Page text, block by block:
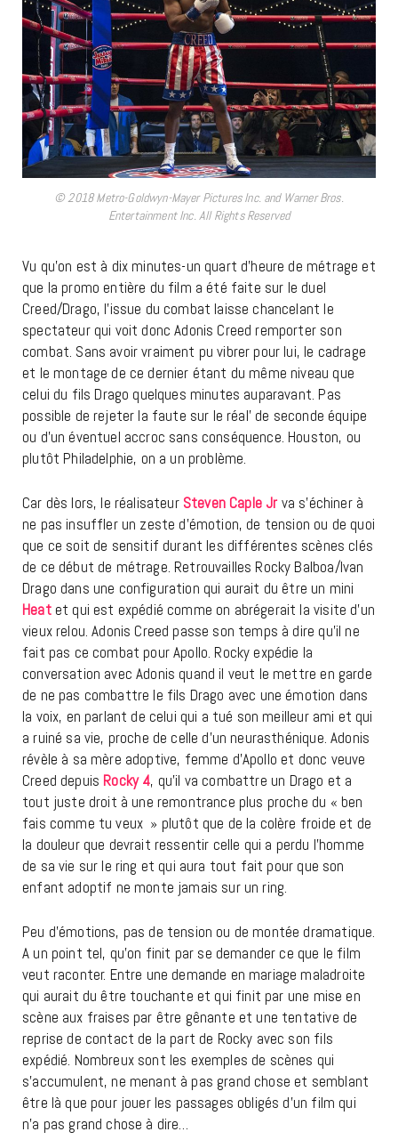
© 2018 Metro-Goldwyn-Mayer Pictures Inc. and Warner Bros.
Entertainment Inc. All Rights Reserved
Vu qu’on est à dix minutes-un quart d’heure de métrage et
que la promo entière du film a été faite sur le duel
Creed/Drago, l’issue du combat laisse chancelant le
spectateur qui voit donc Adonis Creed remporter son
combat. Sans avoir vraiment pu vibrer pour lui, le cadrage
et le montage de ce dernier étant du même niveau que
celui du fils Drago quelques minutes auparavant. Pas
possible de rejeter la faute sur le réal’ de seconde équipe
ou d’un éventuel accroc sans conséquence. Houston, ou
plutôt Philadelphie, on a un problème.
Car dès lors, le réalisateurSteven Caple Jrva s’échiner à
ne pas insuffler un zeste d’émotion, de tension ou de quoi
que ce soit de sensitif durant les différentes scènes clés
de ce début de métrage. Retrouvailles Rocky Balboa/Ivan
Drago dans une configuration qui aurait du être un mini
Heat et qui est expédié comme on abrégerait la visite d’un
vieux relou. Adonis Creed passe son temps à dire qu’il ne
fait pas ce combat pour Apollo. Rocky expédie la
conversation avec Adonis quand il veut le mettre en garde
de ne pas combattre le fils Drago avec une émotion dans
la voix, en parlant de celui qui a tué son meilleur ami et qui
a ruiné sa vie, proche de celle d’un neurasthénique. Adonis
révèle à sa mère adoptive, femme d’Apollo et donc veuve
Creed depuis Rocky 4, qu’il va combattre un Drago et a
tout juste droit à une remontrance plus proche du « ben
fais comme tu veux » plutôt que de la colère froide et de
la douleur que devrait ressentir celle qui a perdu l’homme
de sa vie sur le ring et qui aura tout fait pour que son
enfant adoptif ne monte jamais sur un ring.
Peu d’émotions, pas de tension ou de montée dramatique.
A un point tel, qu’on finit par se demander ce que le film
veut raconter. Entre une demande en mariage maladroite
qui aurait du être touchante et qui finit par une mise en
scène aux fraises par être gênante et une tentative de
reprise de contact de la part de Rocky avec son fils
expédié. Nombreux sont les exemples de scènes qui
s’accumulent, ne menant à pas grand chose et semblant
être là que pour jouer les passages obligés d’un film qui
n’a pas grand chose à dire…